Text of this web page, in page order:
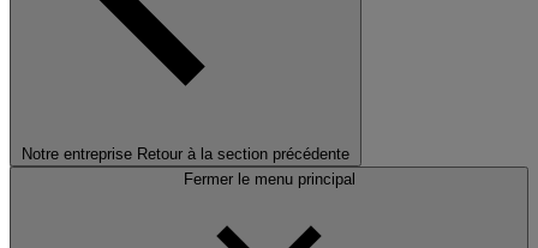
Notre entreprise Retour à la section précédente
Fermer le menu principal